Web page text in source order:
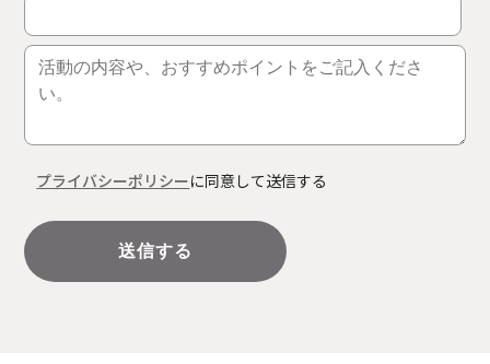
プライバシーポリシーに同意して送信する